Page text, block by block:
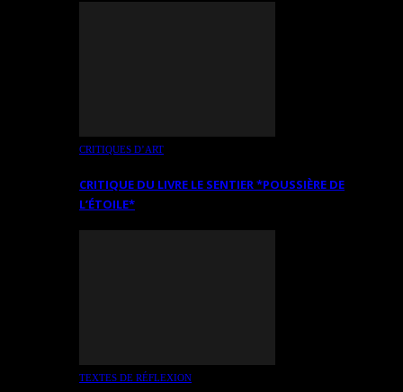
CRITIQUES D’ART
CRITIQUE DU LIVRE LE SENTIER *POUSSIÈRE DE
L’ÉTOILE*
TEXTES DE RÉFLEXION